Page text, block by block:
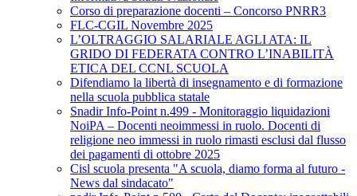
Corso di preparazione docenti – Concorso PNRR3
FLC-CGIL Novembre 2025
L’OLTRAGGIO SALARIALE AGLI ATA: IL
GRIDO DI FEDERATA CONTRO L’INABILITÀ
ETICA DEL CCNL SCUOLA
Difendiamo la libertà di insegnamento e di formazione
nella scuola pubblica statale
Snadir Info-Point n.499 - Monitoraggio liquidazioni
NoiPA – Docenti neoimmessi in ruolo. Docenti di
religione neo immessi in ruolo rimasti esclusi dal flusso
dei pagamenti di ottobre 2025
Cisl scuola presenta "A scuola, diamo forma al futuro -
News dal sindacato"